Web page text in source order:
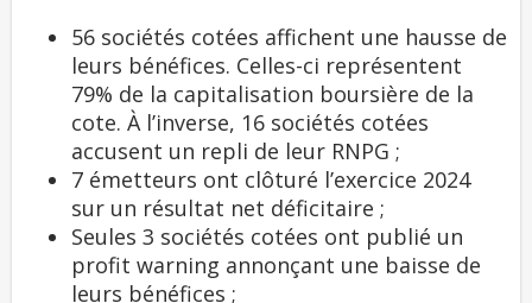
56 sociétés cotées affichent une hausse de
leurs bénéfices. Celles-ci représentent
79% de la capitalisation boursière de la
cote. À l’inverse, 16 sociétés cotées
accusent un repli de leur RNPG ;
7 émetteurs ont clôturé l’exercice 2024
sur un résultat net déficitaire ;
Seules 3 sociétés cotées ont publié un
profit warning annonçant une baisse de
leurs bénéfices ;